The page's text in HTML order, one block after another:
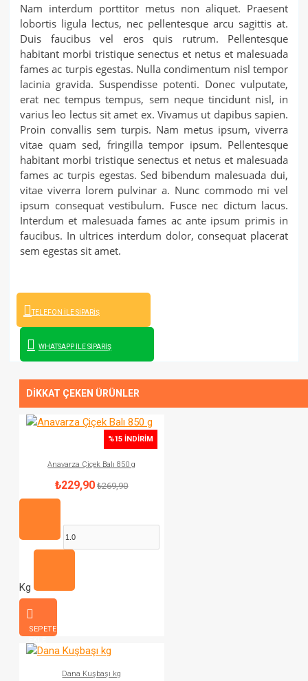
Nam interdum porttitor metus non aliquet. Praesent
lobortis ligula lectus, nec pellentesque arcu sagittis at.
Duis faucibus vel eros quis rutrum. Pellentesque
habitant morbi tristique senectus et netus et malesuada
fames ac turpis egestas. Nulla condimentum nisl tempor
lacinia gravida. Suspendisse potenti. Donec vulputate,
erat nec tempus tempus, sem neque tincidunt nisl, in
varius leo lectus sit amet ex. Vivamus ut dapibus sapien.
Proin convallis sem turpis. Nam metus ipsum, viverra
vitae quam sed, fringilla tempor ipsum. Pellentesque
habitant morbi tristique senectus et netus et malesuada
fames ac turpis egestas. Sed bibendum malesuada dui,
vitae viverra lorem pulvinar a. Nunc commodo mi vel
ipsum consequat vestibulum. Fusce nec dictum lacus.
Interdum et malesuada fames ac ante ipsum primis in
faucibus. In ultrices interdum dolor, consequat placerat
sem egestas sit amet.
TELEFON İLE SIPARIŞ
WHATSAPP İLE SIPARIŞ
DIKKAT ÇEKEN ÜRÜNLER
%15 İNDIRIM
Anavarza Çiçek Balı 850 g
₺229,90 ₺269,90
Kg
SEPETE
Dana Kuşbaşı kg